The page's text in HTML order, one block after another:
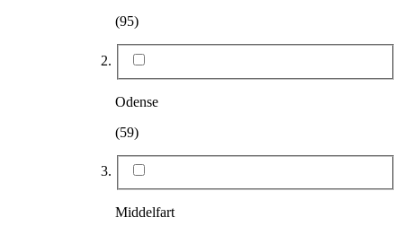
(95)
Odense
(59)
Middelfart